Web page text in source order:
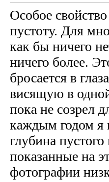
Особое
пустоту. Для
как бы ничего
ничего более.
бросается в
висящую в
пока не созрел
каждым годом я
глубина
показанные на
фотографии